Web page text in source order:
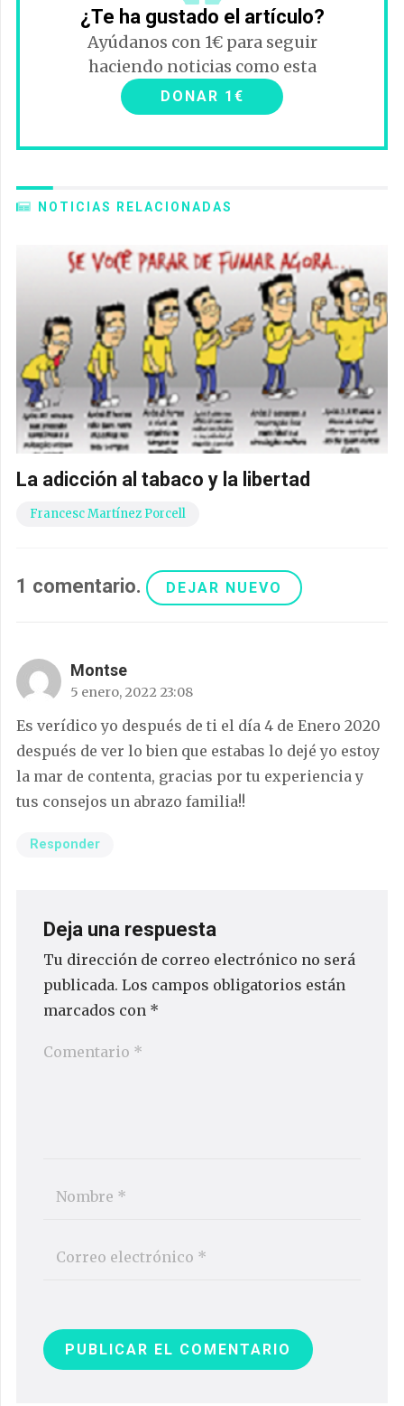
¿Te ha gustado el artículo?
Ayúdanos con 1€ para seguir
haciendo noticias como esta
DONAR 1€
NOTICIAS RELACIONADAS
La adicción al tabaco y la libertad
Francesc Martínez Porcell
1 comentario. DEJAR NUEVO
Montse
5 enero, 2022 23:08
Es verídico yo después de ti el día 4 de Enero 2020
después de ver lo bien que estabas lo dejé yo estoy
la mar de contenta, gracias por tu experiencia y
tus consejos un abrazo familia!!
Responder
Deja una respuesta
Tu dirección de correo electrónico no será
publicada. Los campos obligatorios están
marcados con *
PUBLICAR EL COMENTARIO